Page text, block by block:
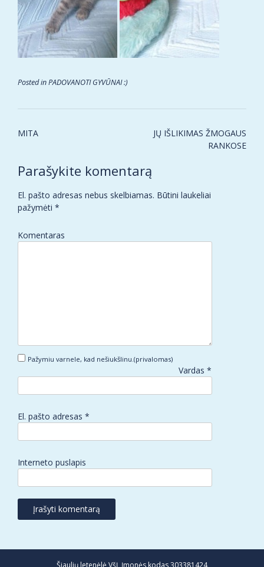
Posted inPADOVANOTI GYVŪNAI :)
Post
MITA
JŲ IŠLIKIMAS ŽMOGAUS
RANKOSE
Parašykite komentarą
El. pašto adresas nebus skelbiamas. Būtini laukeliai
pažymėti *
Komentaras
Pažymiu varnele, kad nešiukšlinu.(privalomas)
Vardas *
El. pašto adresas *
Interneto puslapis
Šiaulių letenėlė VšĮ, Įmonės kodas 303381424